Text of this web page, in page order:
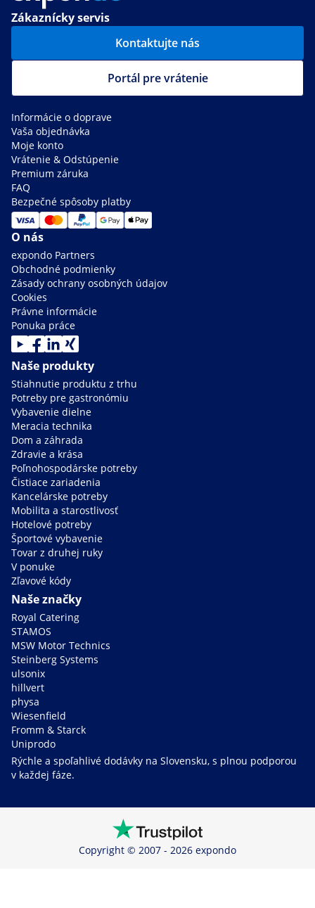
Zákaznícky servis
Kontaktujte nás
Portál pre vrátenie
Informácie o doprave
Vaša objednávka
Moje konto
Vrátenie & Odstúpenie
Premium záruka
FAQ
Bezpečné spôsoby platby
O nás
expondo Partners
Obchodné podmienky
Zásady ochrany osobných údajov
Cookies
Právne informácie
Ponuka práce
Naše produkty
Stiahnutie produktu z trhu
Potreby pre gastronómiu
Vybavenie dielne
Meracia technika
Dom a záhrada
Zdravie a krása
Poľnohospodárske potreby
Čistiace zariadenia
Kancelárske potreby
Mobilita a starostlivosť
Hotelové potreby
Športové vybavenie
Tovar z druhej ruky
V ponuke
Zľavové kódy
Naše značky
Royal Catering
STAMOS
MSW Motor Technics
Steinberg Systems
ulsonix
hillvert
physa
Wiesenfield
Fromm & Starck
Uniprodo
Rýchle a spoľahlivé dodávky na Slovensku, s plnou podporou
v každej fáze.
Copyright © 2007 - 2026 expondo